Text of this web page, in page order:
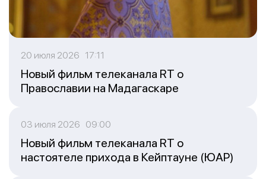
20 июля 2026 17:11
Новый фильм телеканала RT о
Православии на Мадагаскаре
03 июля 2026 09:00
Новый фильм телеканала RT о
настоятеле прихода в Кейптауне (ЮАР)